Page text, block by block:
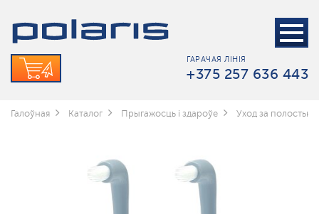
ГАРАЧАЯ ЛІНІЯ
+375 257 636 443
Галоўная Каталог Прыгажосць і здароўе Уход за полостью